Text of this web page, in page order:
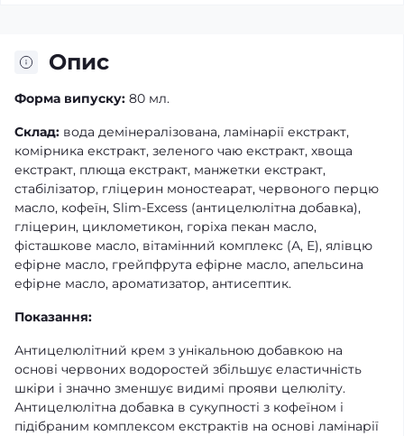
Опис
Форма випуску: 80 мл.
Склад: вода демінералізована, ламінарії екстракт,
комірника екстракт, зеленого чаю екстракт, хвоща
екстракт, плюща екстракт, манжетки екстракт,
стабілізатор, гліцерин моностеарат, червоного перцю
масло, кофеїн, Slim-Excess (антицелюлітна добавка),
гліцерин, циклометикон, горіха пекан масло,
фісташкове масло, вітамінний комплекс (А, Е), ялівцю
ефірне масло, грейпфрута ефірне масло, апельсина
ефірне масло, ароматизатор, антисептик.
Показання:
Антицелюлітний крем з унікальною добавкою на
основі червоних водоростей збільшує еластичність
шкіри і значно зменшує видимі прояви целюліту.
Антицелюлітна добавка в сукупності з кофеїном і
підібраним комплексом екстрактів на основі ламінарії